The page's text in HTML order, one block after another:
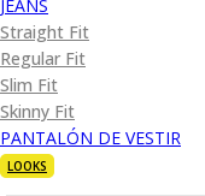
JEANS
Straight Fit
Regular Fit
Slim Fit
Skinny Fit
PANTALÓN DE VESTIR
LOOKS